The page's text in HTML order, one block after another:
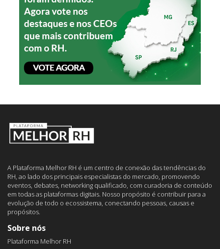
A Plataforma Melhor RH é um centro de conexão das tendências do
RH, ao lado dos principais especialistas do mercado, promovendo
eventos, debates, networking qualificado, com curadoria de conteúdo
em todas as plataformas digitais. Nosso propósito é contribuir para a
evolução de todo o ecossistema, conectando pessoas, causas e
propósitos.
Sobre nós
Plataforma Melhor RH